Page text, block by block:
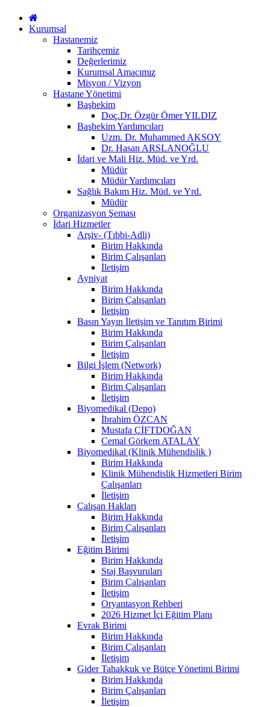
Kurumsal
Hastanemiz
Tarihçemiz
Değerlerimiz
Kurumsal Amacımız
Misyon / Vizyon
Hastane Yönetimi
Başhekim
Doç.Dr. Özgür Ömer YILDIZ
Başhekim Yardımcıları
Uzm. Dr. Muhammed AKSOY
Dr. Hasan ARSLANOĞLU
İdari ve Mali Hiz. Müd. ve Yrd.
Müdür
Müdür Yardımcıları
Sağlık Bakım Hiz. Müd. ve Yrd.
Müdür
Organizasyon Şeması
İdari Hizmetler
Arşiv- (Tıbbi-Adli)
Birim Hakkında
Birim Çalışanları
İletişim
Ayniyat
Birim Hakkında
Birim Çalışanları
İletişim
Basın Yayın İletişim ve Tanıtım Birimi
Birim Hakkında
Birim Çalışanları
İletişim
Bilgi İşlem (Network)
Birim Hakkında
Birim Çalışanları
İletişim
Biyomedikal (Depo)
İbrahim ÖZCAN
Mustafa ÇİFTDOĞAN
Cemal Görkem ATALAY
Biyomedikal (Klinik Mühendislik )
Birim Hakkında
Klinik Mühendislik Hizmetleri Birim
Çalışanları
İletişim
Çalışan Hakları
Birim Hakkında
Birim Çalışanları
İletişim
Eğitim Birimi
Birim Hakkında
Staj Başvuruları
Birim Çalışanları
İletişim
Oryantasyon Rehberi
2026 Hizmet İçi Eğitim Planı
Evrak Birimi
Birim Hakkında
Birim Çalışanları
İletişim
Gider Tahakkuk ve Bütçe Yönetimi Birimi
Birim Hakkında
Birim Çalışanları
İletişim